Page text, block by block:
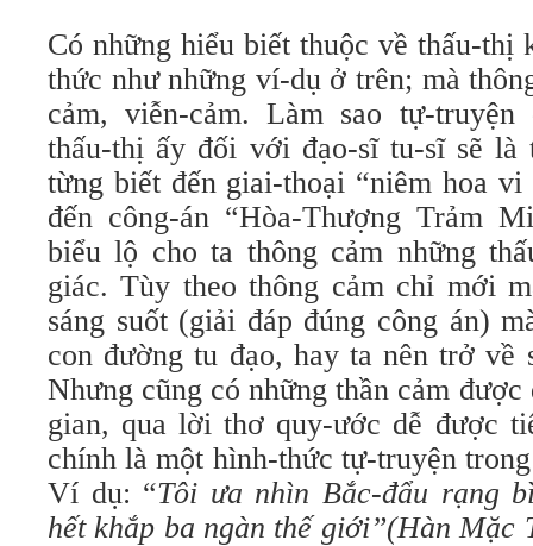
Có những hiểu biết thuộc về thấu-thị
thức như những ví-dụ ở trên; mà
cảm, viễn-cảm. Làm sao tự-
thấu-thị ấy đối với đạo-sĩ tu-sĩ sẽ là
từng biết đến giai-thoại “niêm hoa vi
đến công-án “Hòa-Thượng Trảm
biểu lộ cho ta thông cảm những
giác. Tùy theo thông cảm chỉ mới
sáng suốt (giải đáp đúng công án)
con đường tu đạo, hay ta nên trở về
Nhưng cũng có những thần cảm
gian, qua lời thơ quy-ước dễ được
chính là một hình-thức tự-truyện
Ví dụ: “Tôi ưa nhìn Bắc-đẩu rạng
hết khắp ba ngàn thế giới”(Hàn Mặc